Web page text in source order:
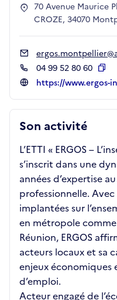
Son activité
L’ETTI « ERGOS –
s’inscrit dans une
années d’expertise
professionnelle.
implantées sur
en métropole
Réunion, ERGOS
acteurs locaux et sa
enjeux économiques
d’emploi.
Acteur engagé de
70 Avenue Maurice
CROZE, 34070
04 99 52 80 60
https://www.ergos-